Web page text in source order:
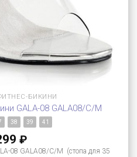
БИКИНИ
GALA-08 GALA08/C/M
38 39 41
₽
08 GALA08/C/M (стопа для 35